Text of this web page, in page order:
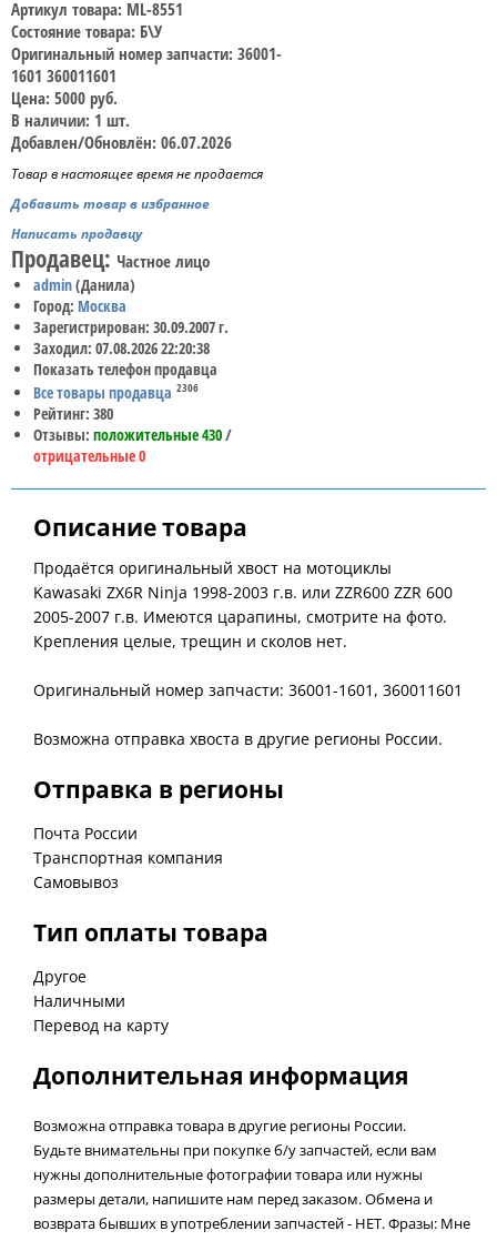
Артикул товара: ML-8551
Состояние товара: Б\У
Оригинальный номер запчасти: 36001-
1601 360011601
Цена: 5000 руб.
В наличии: 1 шт.
Добавлен/Обновлён: 06.07.2026
Товар в настоящее время не продается
Добавить товар в избранное
Написать продавцу
Продавец: Частное лицо
admin(Данила)
Город: Москва
Зарегистрирован: 30.09.2007 г.
Заходил: 07.08.2026 22:20:38
Показать телефон продавца
Все товары продавца 2306
Рейтинг: 380
Отзывы: положительные 430/
отрицательные 0
Описание товара
Продаётся оригинальный хвост на мотоциклы
Kawasaki ZX6R Ninja 1998-2003 г.в. или ZZR600 ZZR 600
2005-2007 г.в. Имеются царапины, смотрите на фото.
Крепления целые, трещин и сколов нет.
Оригинальный номер запчасти: 36001-1601, 360011601
Возможна отправка хвоста в другие регионы России.
Отправка в регионы
Почта России
Транспортная компания
Самовывоз
Тип оплаты товара
Другое
Наличными
Перевод на карту
Дополнительная информация
Возможна отправка товара в другие регионы России.
Будьте внимательны при покупке б/у запчастей, если вам
нужны дополнительные фотографии товара или нужны
размеры детали, напишите нам перед заказом. Обмена и
возврата бывших в употреблении запчастей - НЕТ. Фразы: Мне